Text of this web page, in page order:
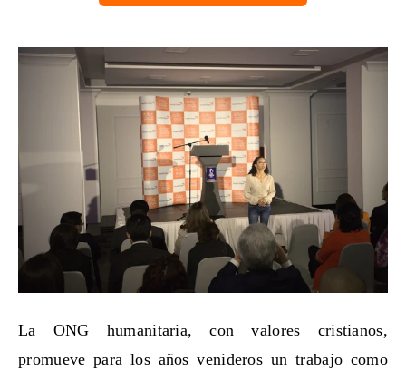
La ONG humanitaria, con valores cristianos,
promueve para los años venideros un trabajo como